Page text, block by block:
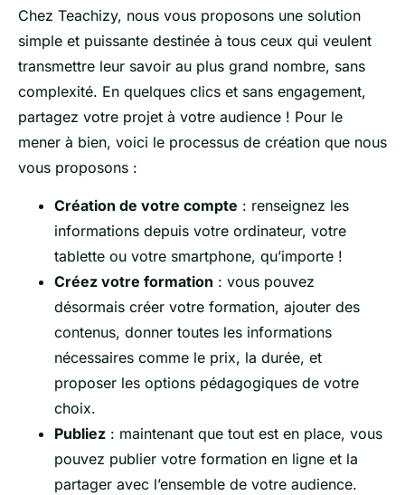
Chez Teachizy, nous vous proposons une solution
simple et puissante destinée à tous ceux qui veulent
transmettre leur savoir au plus grand nombre, sans
complexité. En quelques clics et sans engagement,
partagez votre projet à votre audience ! Pour le
mener à bien, voici le processus de création que nous
vous proposons :
Création de votre compte : renseignez les
informations depuis votre ordinateur, votre
tablette ou votre smartphone, qu’importe !
Créez votre formation : vous pouvez
désormais créer votre formation, ajouter des
contenus, donner toutes les informations
nécessaires comme le prix, la durée, et
proposer les options pédagogiques de votre
choix.
Publiez : maintenant que tout est en place, vous
pouvez publier votre formation en ligne et la
partager avec l’ensemble de votre audience.